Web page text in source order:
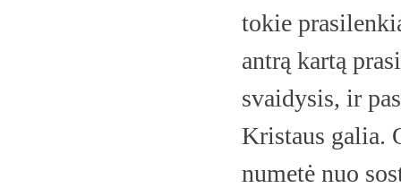
tokie
antrą kartą
svaidysis, ir
Kristaus galia.
numetė nuo